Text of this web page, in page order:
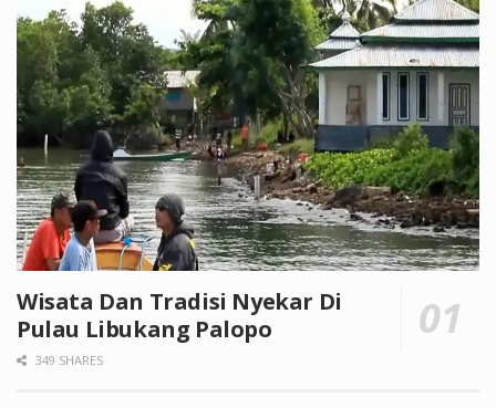
Wisata Dan Tradisi Nyekar Di
Pulau Libukang Palopo
349 SHARES